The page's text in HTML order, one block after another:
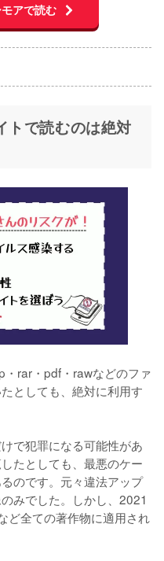
アで読む
トで読むのは絶対
rar・pdf・rawなどのファ
としても、絶対に利用す
で犯罪になる可能性があ
たとしても、最悪のケー
のです。元々違法アップ
みでした。しかし、2021
ど全ての著作物に適用され